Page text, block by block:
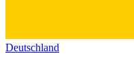
Deutschland